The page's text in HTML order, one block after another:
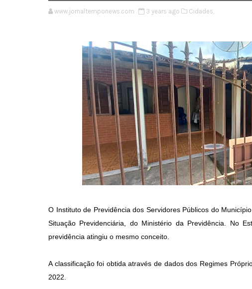
www.jornaltemponews.com 3 years ago Cidades,
O Instituto de Previdência dos Servidores Públicos do
Situação Previdenciária, do Ministério da Previdência. No
previdência atingiu o mesmo conceito.
A classificação foi obtida através de dados dos Regimes
2022.